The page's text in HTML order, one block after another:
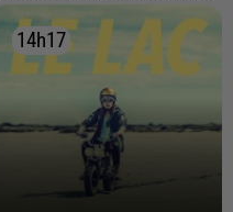
14h17
14h17